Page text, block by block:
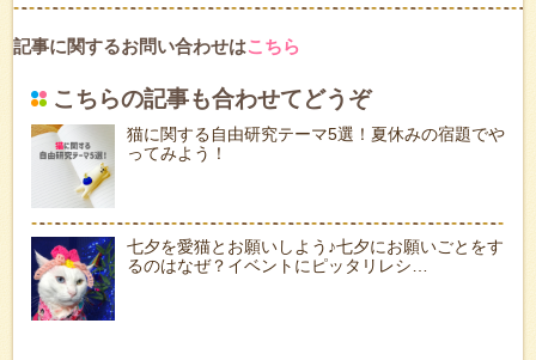
記事に関するお問い合わせはこちら
こちらの記事も合わせてどうぞ
猫に関する自由研究テーマ5選！夏休みの宿題でや
ってみよう！
七夕を愛猫とお願いしよう♪七夕にお願いごとをす
るのはなぜ？イベントにピッタリレシ…